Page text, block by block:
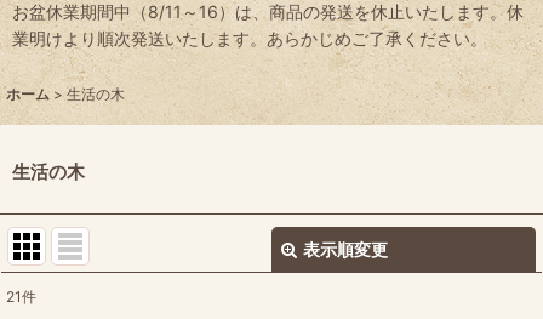
お盆休業期間中（8/11～16）は、商品の発送を休止いたします。休
業明けより順次発送いたします。あらかじめご了承ください。
ホーム > 生活の木
生活の木
表示順変更
サブカテゴリ
21件